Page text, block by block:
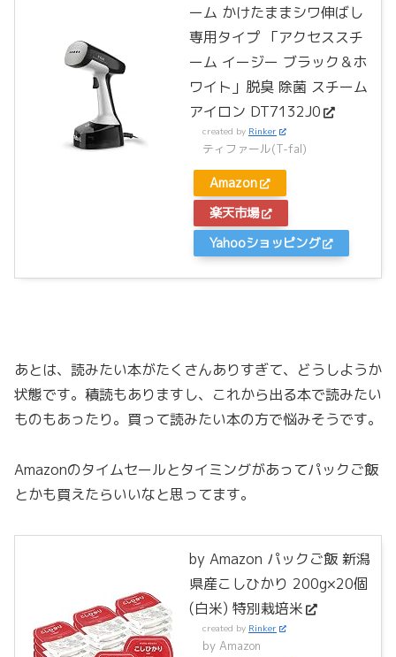
ーム かけたままシワ伸ばし
専用タイプ 「アクセススチ
ーム イージー ブラック＆ホ
ワイト」脱臭 除菌 スチーム
アイロン DT7132J0
created by Rinker
ティファール(T-fal)
Amazon
楽天市場
Yahooショッピング
あとは、読みたい本がたくさんありすぎて、どうしようか
状態です。積読もありますし、これから出る本で読みたい
ものもあったり。買って読みたい本の方で悩みそうです。
Amazonのタイムセールとタイミングがあってパックご飯
とかも買えたらいいなと思ってます。
by Amazon パックご飯 新潟
県産こしひかり 200g×20個
(白米) 特別栽培米
created by Rinker
by Amazon